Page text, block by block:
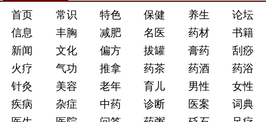
首页 常识 特色 保健 养生
论坛
信息
丰胸 减肥 名医 药材
书籍
新闻
文化 偏方 拔罐 膏药
刮痧
火疗
气功 推拿 药茶 药酒
药浴
针灸
美容 老年 育儿 男性
女性
疾病
杂症 中药 诊断 医案
词典